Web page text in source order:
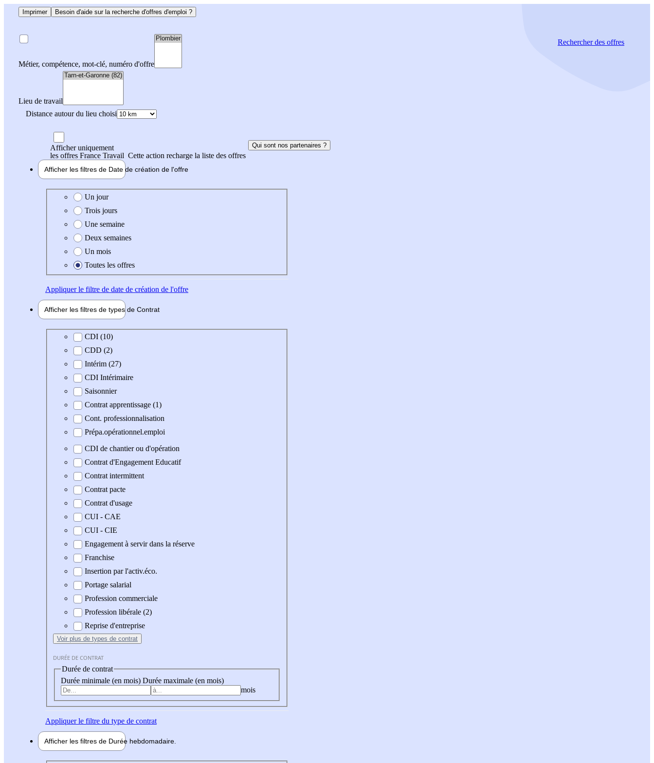
Imprimer Besoin d'aide sur la recherche d'offres d'emploi ?
Métier, compétence, mot-clé, numéro d'offre
Lieu de travail
Distance autour du lieu choisi
Rechercherdes offres
Afficher uniquement
les offres France Travail Cette action recharge la liste des offres
Qui sont nos partenaires ?
Afficher les filtres de Date de création de l'offre
Date de création de l'offre
Un jour
Trois jours
Une semaine
Deux semaines
Un mois
Toutes les offres
Appliquerle filtre de date de création de l'offre
Afficher les filtres de types de Contrat
Type de contratCDI (10)
CDD (2)
Intérim (27)
CDI Intérimaire
Saisonnier
Contrat apprentissage (1)
Cont. professionnalisation
Prépa.opérationnel.emploi
CDI de chantier ou d'opération
Contrat d'Engagement Educatif
Contrat intermittent
Contrat pacte
Contrat d'usage
CUI - CAE
CUI - CIE
Engagement à servir dans la réserve
Franchise
Insertion par l'activ.éco.
Portage salarial
Profession commerciale
Profession libérale (2)
Reprise d'entreprise
Voir plus de types de contrat
DURÉE DE CONTRAT
Durée de contrat
Durée minimale (en mois) Durée maximale (en mois)
mois
Appliquerle filtre du type de contrat
Afficher les filtres de Durée hebdomadaire